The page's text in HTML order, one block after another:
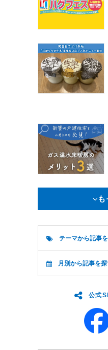
も
テーマから記事
月別から記事を探
公式